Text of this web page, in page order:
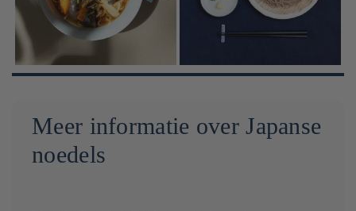
Meer informatie over Japanse
noedels